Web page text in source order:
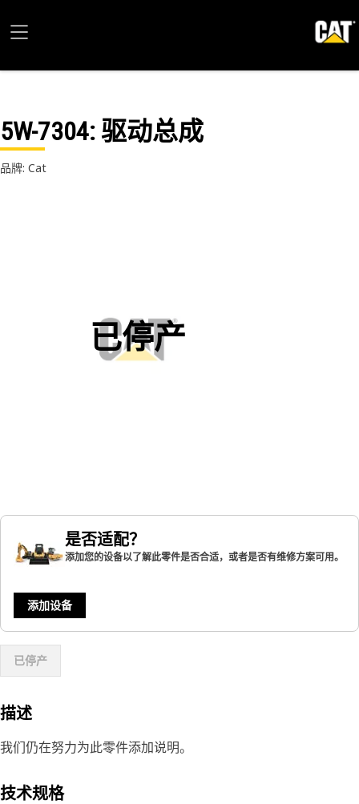
5W-7304: 驱动总成
品牌: Cat
已停产
是否适配？
添加您的设备以了解此零件是否合适，或者是否有维修方案可用。
添加设备
已停产
描述
我们仍在努力为此零件添加说明。
技术规格